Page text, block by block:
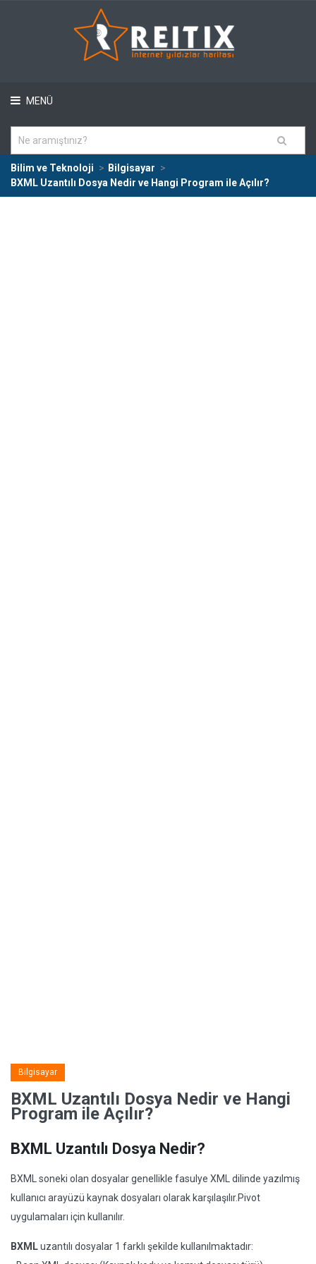
MENÜ
Bilim ve Teknoloji
Bilgisayar
BXML Uzantılı Dosya Nedir ve Hangi Program ile Açılır?
Bilgisayar
BXML Uzantılı Dosya Nedir ve Hangi
Program ile Açılır?
BXML Uzantılı Dosya Nedir?
BXML soneki olan dosyalar genellikle fasulye XML dilinde yazılmış
kullanıcı arayüzü kaynak dosyaları olarak karşılaşılır.Pivot
uygulamaları için kullanılır.
BXMLuzantılı dosyalar 1 farklı şekilde kullanılmaktadır: